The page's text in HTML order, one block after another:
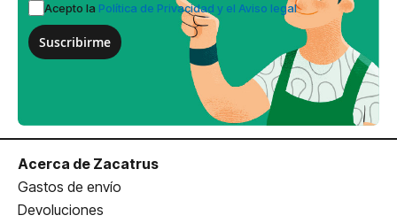
Acepto la Política de Privacidad y el Aviso legal
Suscribirme
Acerca de Zacatrus
Gastos de envío
Devoluciones